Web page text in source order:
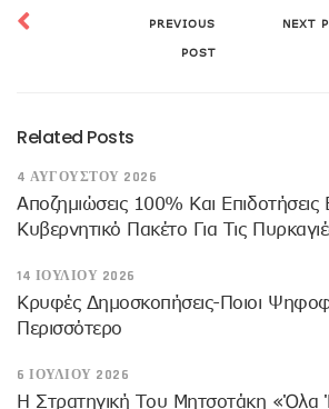
PREVIOUS
POST
NEXT
Related Posts
4 ΑΥΓΟΎΣΤΟΥ 2026
Αποζημιώσεις 100% Και Επιδοτήσεις
Κυβερνητικό Πακέτο Για Τις
14 ΙΟΥΛΊΟΥ 2026
Κρυφές Δημοσκοπήσεις-Ποιοι
Περισσότερο
6 ΙΟΥΛΊΟΥ 2026
Η Στρατηγική Του Μητσοτάκη «όλα